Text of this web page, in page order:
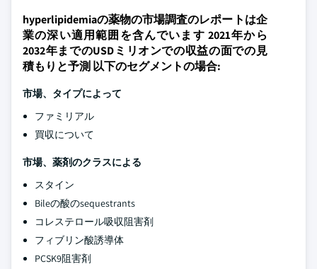
hyperlipidemiaの薬物の市場調査のレポートは企
業の深い適用範囲を含んでいます 2021年から
2032年までのUSDミリオンでの収益の面での見
積もりと予測 以下のセグメントの場合:
市場、タイプによって
ファミリアル
買収について
市場、薬剤のクラスによる
スタイン
Bileの酸のsequestrants
コレステロール吸収阻害剤
フィブリン酸誘導体
PCSK9阻害剤